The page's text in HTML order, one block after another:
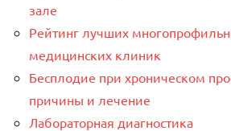
зале
Рейтинг лучших
медицинских клиник
Бесплодие при хроническом
причины и лечение
Лабораторная диагностика